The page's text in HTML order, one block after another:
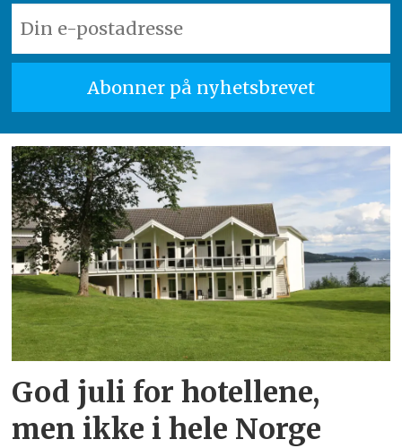
God juli for hotellene,
men ikke i hele Norge